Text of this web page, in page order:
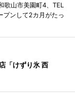
歌山市美園町4、TEL
ンして2カ月がたっ
「けずり氷 西